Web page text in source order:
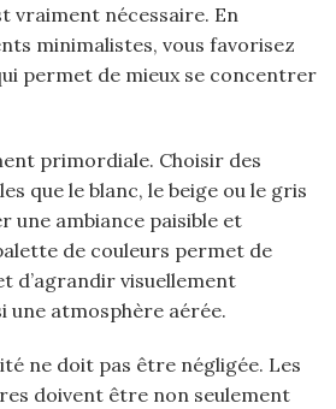
vraiment nécessaire. En
minimalistes, vous favorisez
permet de mieux se concentrer
primordiale. Choisir des
que le blanc, le beige ou le gris
une ambiance paisible et
de couleurs permet de
d’agrandir visuellement
une atmosphère aérée.
ne doit pas être négligée. Les
doivent être non seulement